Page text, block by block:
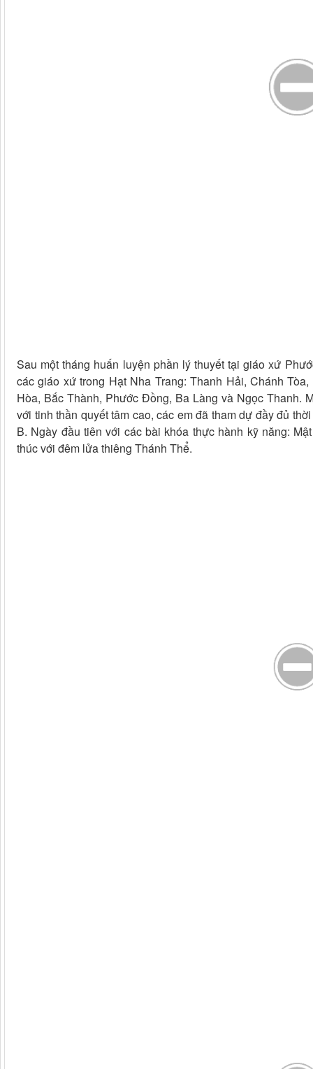
Sau một tháng huấn luyện phần lý thuyết tại giáo xứ
các giáo xứ trong Hạt Nha Trang: Thanh Hải, Chánh
Hòa, Bắc Thành, Phước Đồng, Ba Làng và Ngọc Thanh.
với tinh thần quyết tâm cao, các em đã tham dự đầy đủ
B. Ngày đầu tiên với các bài khóa thực hành kỹ năng:
thúc với đêm lửa thiêng Thánh Thể.